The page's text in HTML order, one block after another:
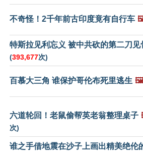
不奇怪！2千年前古印度竟有自行车
特斯拉见利忘义 被中共砍的第二刀见
(393,677次)
百慕大三角 谁保护哥伦布死里逃生 🖼️
六道轮回！老鼠偷帮英老翁整理桌子
次)
谁之手借地震在沙子上画出精美绝伦